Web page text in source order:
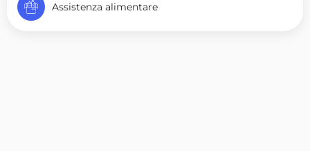
Assistenza alimentare